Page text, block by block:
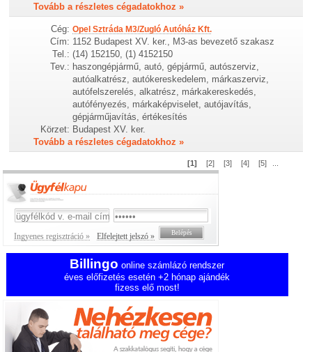
Tovább a részletes cégadatokhoz »
Cég: Opel Sztráda M3/Zugló Autóház Kft.
Cím: 1152 Budapest XV. ker., M3-as bevezető szakasz
Tel.: (14) 152150, (1) 4152150
Tev.: haszongépjármű, autó, gépjármű, autószerviz,
autóalkatrész, autókereskedelem, márkaszerviz,
autófelszerelés, alkatrész, márkakereskedés,
autófényezés, márkaképviselet, autójavítás,
gépjárműjavítás, értékesítés
Körzet: Budapest XV. ker.
Tovább a részletes cégadatokhoz »
[1] [2] [3] [4] [5]
Ingyenes regisztráció » Elfelejtett jelszó »
Billingo online számlázó rendszer
éves előfizetés esetén +2 hónap ajándék
fizess elő most!